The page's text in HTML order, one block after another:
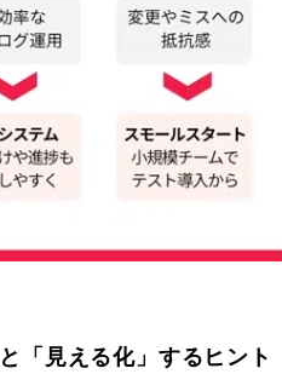
「見える化」するヒント